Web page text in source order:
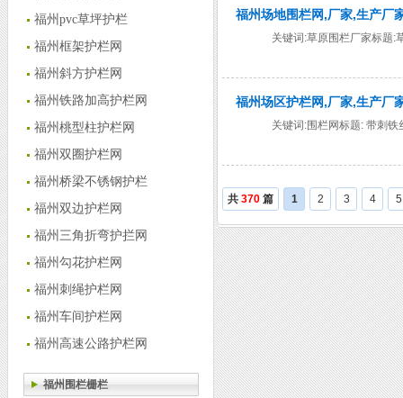
福州pvc草坪护栏
福州框架护栏网
福州斜方护栏网
福州铁路加高护栏网
福州桃型柱护栏网
福州双圈护栏网
福州桥梁不锈钢护栏
福州双边护栏网
福州三角折弯护拦网
福州勾花护栏网
福州刺绳护栏网
福州车间护栏网
福州高速公路护栏网
福州围栏栅栏
福州场地围栏网,厂家,生产厂
关键词:草原围栏厂家标题:
福州场区护栏网,厂家,生产厂
关键词:围栏网标题: 带刺
共 370 篇 1 2 3 4 5